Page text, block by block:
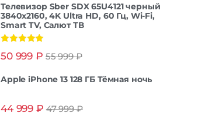
Телевизор Sber SDX 65U4121 черный
3840x2160, 4K Ultra HD, 60 Гц, Wi-Fi,
Smart TV, Салют ТВ
из 5
50 999 ₽ 55 999₽
Apple iPhone 13 128 ГБ Тёмная ночь
44 999 ₽ 47 999₽